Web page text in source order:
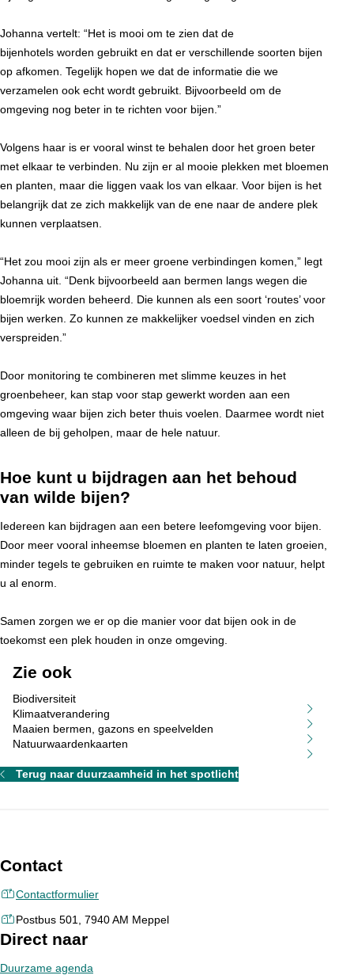
Johanna vertelt: “Het is mooi om te zien dat de
bijenhotels worden gebruikt en dat er verschillende soorten bijen
op afkomen. Tegelijk hopen we dat de informatie die we
verzamelen ook echt wordt gebruikt. Bijvoorbeeld om de
omgeving nog beter in te richten voor bijen.”
Volgens haar is er vooral winst te behalen door het groen beter
met elkaar te verbinden. Nu zijn er al mooie plekken met bloemen
en planten, maar die liggen vaak los van elkaar. Voor bijen is het
belangrijk dat ze zich makkelijk van de ene naar de andere plek
kunnen verplaatsen.
“Het zou mooi zijn als er meer groene verbindingen komen,” legt
Johanna uit. “Denk bijvoorbeeld aan bermen langs wegen die
bloemrijk worden beheerd. Die kunnen als een soort ‘routes’ voor
bijen werken. Zo kunnen ze makkelijker voedsel vinden en zich
verspreiden.”
Door monitoring te combineren met slimme keuzes in het
groenbeheer, kan stap voor stap gewerkt worden aan een
omgeving waar bijen zich beter thuis voelen. Daarmee wordt niet
alleen de bij geholpen, maar de hele natuur.
Hoe kunt u bijdragen aan het behoud
van wilde bijen?
Iedereen kan bijdragen aan een betere leefomgeving voor bijen.
Door meer vooral inheemse bloemen en planten te laten groeien,
minder tegels te gebruiken en ruimte te maken voor natuur, helpt
u al enorm.
Samen zorgen we er op die manier voor dat bijen ook in de
toekomst een plek houden in onze omgeving.
Zie ook
Biodiversiteit
Klimaatverandering
Maaien bermen, gazons en speelvelden
Natuurwaardenkaarten
Terug naar duurzaamheid in het spotlicht
Contact
Contactformulier
Postbus 501, 7940 AM Meppel
Direct naar
Duurzame agenda